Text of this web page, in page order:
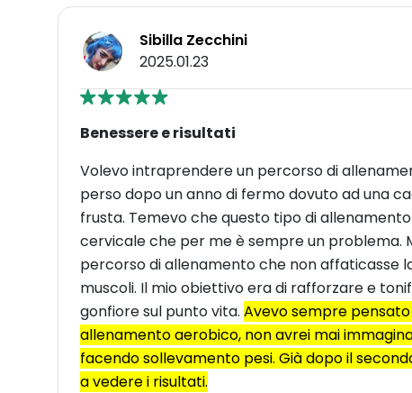
Sibilla Zecchini
2025.01.23
Benessere e risultati
Volevo intraprendere un percorso di
perso dopo un anno di fermo dovuto ad una
frusta. Temevo che questo tipo di
cervicale che per me è sempre un problema.
percorso di allenamento che non affaticasse
muscoli. Il mio obiettivo era di rafforzare e
gonfiore sul punto vita. Avevo sempre
allenamento aerobico, non avrei mai
facendo sollevamento pesi. Già dopo il
a vedere i risultati.